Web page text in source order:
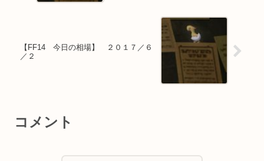
【FF14 今日の相場】 ２０１７／６
／２
コメント